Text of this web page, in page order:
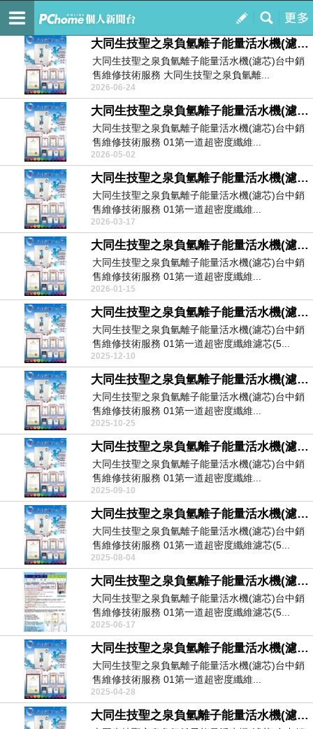
我的
訂閱
台中愛屋水電宅修中心-林技師
大同生技聖之泉負氫離子能量活水機(濾芯)台中銷售維修技術服務
大同生技聖之泉負氫離子能量活水機(濾芯)台中銷
售維修技術服務 大同生技聖之泉負氫離...
2026-06-24
大同生技聖之泉負氫離子能量活水機(濾芯)台中銷售維修技術服務
大同生技聖之泉負氫離子能量活水機(濾芯)台中銷
售維修技術服務 01第一道超密度纖維...
2026-05-02
大同生技聖之泉負氫離子能量活水機(濾芯)台中銷售維修技術服務
大同生技聖之泉負氫離子能量活水機(濾芯)台中銷
售維修技術服務 01第一道超密度纖維...
2026-03-17
大同生技聖之泉負氫離子能量活水機(濾芯)台中銷售維修技術服務
大同生技聖之泉負氫離子能量活水機(濾芯)台中銷
售維修技術服務 01第一道超密度纖維...
2026-01-15
大同生技聖之泉負氫離子能量活水機(濾芯)台中銷售維修技術服務
大同生技聖之泉負氫離子能量活水機(濾芯)台中銷
售維修技術服務 01第一道超密度纖維濾芯(5...
2025-12-10
大同生技聖之泉負氫離子能量活水機(濾芯)台中銷售維修技術服務
大同生技聖之泉負氫離子能量活水機(濾芯)台中銷
售維修技術服務 01第一道超密度纖維...
2025-10-25
大同生技聖之泉負氫離子能量活水機(濾芯)台中銷售維修技術服務
大同生技聖之泉負氫離子能量活水機(濾芯)台中銷
售維修技術服務 01第一道超密度纖維...
2025-09-10
大同生技聖之泉負氫離子能量活水機(濾芯)台中銷售維修技術服務
大同生技聖之泉負氫離子能量活水機(濾芯)台中銷
售維修技術服務 01第一道超密度纖維濾芯(5...
2025-08-04
大同生技聖之泉負氫離子能量活水機(濾芯)台中銷售維修技術服務
大同生技聖之泉負氫離子能量活水機(濾芯)台中銷
售維修技術服務 01第一道超密度纖維濾芯(5...
2025-06-17
大同生技聖之泉負氫離子能量活水機(濾芯)台中銷售維修技術服務
大同生技聖之泉負氫離子能量活水機(濾芯)台中銷
售維修技術服務 01第一道超密度纖維...
2025-04-28
大同生技聖之泉負氫離子能量活水機(濾芯)台中銷售維修技術服務